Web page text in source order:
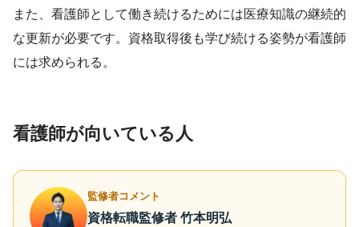
また、看護師として働き続けるためには医療知識の継続的
な更新が必要です。資格取得後も学び続ける姿勢が看護師
には求められる。
看護師が向いている人
監修者コメント
資格転職監修者 竹本明弘